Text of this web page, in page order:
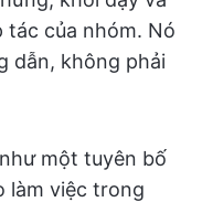
tác của nhóm. Nó
dẫn, không phải
một tuyên bố
làm việc trong